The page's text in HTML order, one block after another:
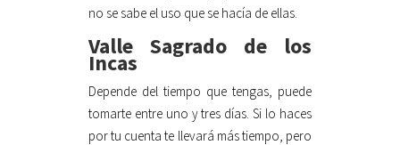
no se sabe el uso que se hacía de ellas.
Valle Sagrado de los
Incas
Depende del tiempo que tengas, puede
tomarte entre uno y tres días. Si lo haces
por tu cuenta te llevará más tiempo, pero